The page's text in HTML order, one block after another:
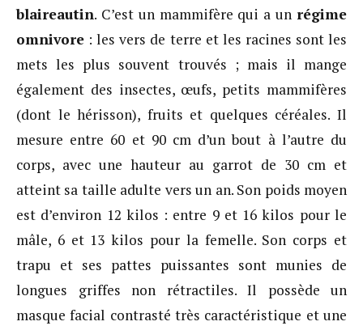
blaireautin. C’est un mammifère qui a un régime
omnivore : les vers de terre et les racines sont les
mets les plus souvent trouvés ; mais il mange
également des insectes, œufs, petits mammifères
(dont le hérisson), fruits et quelques céréales. Il
mesure entre 60 et 90 cm d’un bout à l’autre du
corps, avec une hauteur au garrot de 30 cm et
atteint sa taille adulte vers un an. Son poids moyen
est d’environ 12 kilos : entre 9 et 16 kilos pour le
mâle, 6 et 13 kilos pour la femelle. Son corps et
trapu et ses pattes puissantes sont munies de
longues griffes non rétractiles. Il possède un
masque facial contrasté très caractéristique et une